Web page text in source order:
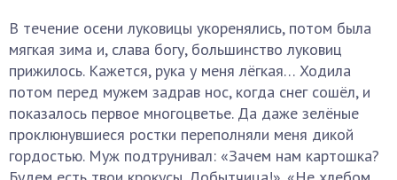
В течение осени луковицы укоренялись, потом была
мягкая зима и, слава богу, большинство луковиц
прижилось. Кажется, рука у меня лёгкая… Ходила
потом перед мужем задрав нос, когда снег сошёл, и
показалось первое многоцветье. Да даже зелёные
проклюнувшиеся ростки переполняли меня дикой
гордостью. Муж подтрунивал: «Зачем нам картошка?